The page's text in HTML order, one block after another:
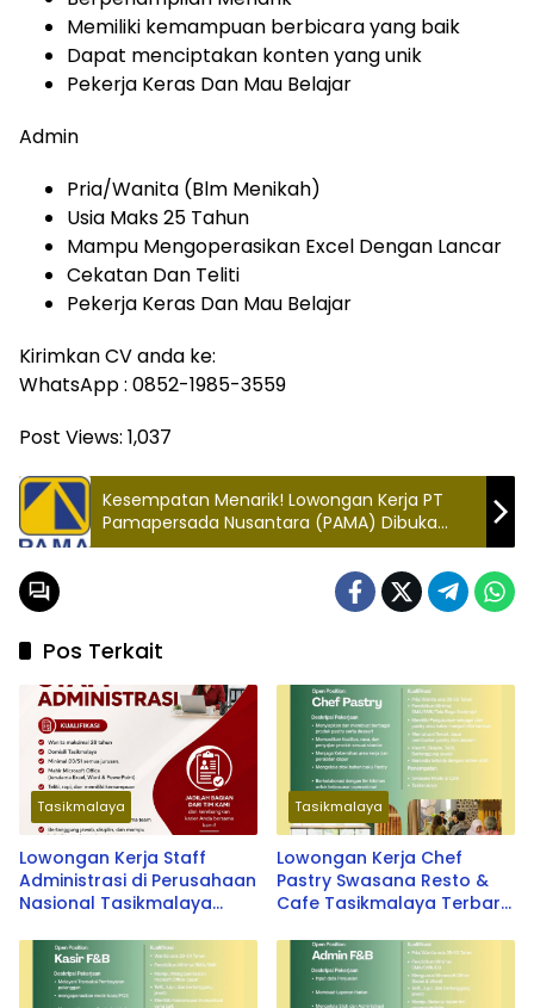
Memiliki kemampuan berbicara yang baik
Dapat menciptakan konten yang unik
Pekerja Keras Dan Mau Belajar
Admin
Pria/Wanita (Blm Menikah)
Usia Maks 25 Tahun
Mampu Mengoperasikan Excel Dengan Lancar
Cekatan Dan Teliti
Pekerja Keras Dan Mau Belajar
Kirimkan CV anda ke:
WhatsApp : 0852-1985-3559
Post Views: 1,037
Kesempatan Menarik! Lowongan Kerja PT
Pamapersada Nusantara (PAMA) Dibuka
Hingga 31 Oktober 2024
Pos Terkait
Tasikmalaya
Lowongan Kerja Staff
Administrasi di Perusahaan
Nasional Tasikmalaya
Tasikmalaya
Lowongan Kerja Chef
Pastry Swasana Resto &
Cafe Tasikmalaya Terbaru